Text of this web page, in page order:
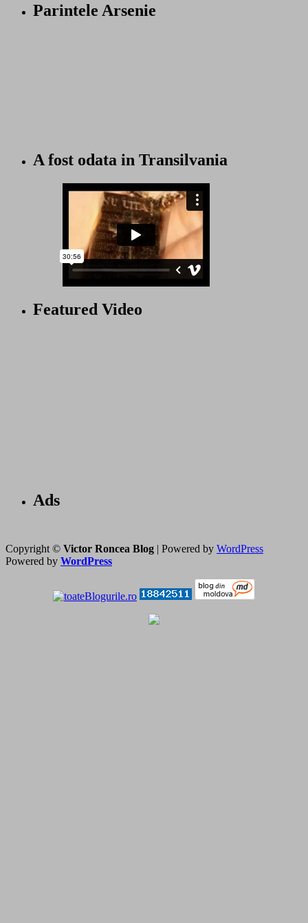
Parintele Arsenie
A fost odata in Transilvania
Featured Video
Ads
Copyright © Victor Roncea Blog | Powered by WordPress
Powered by WordPress